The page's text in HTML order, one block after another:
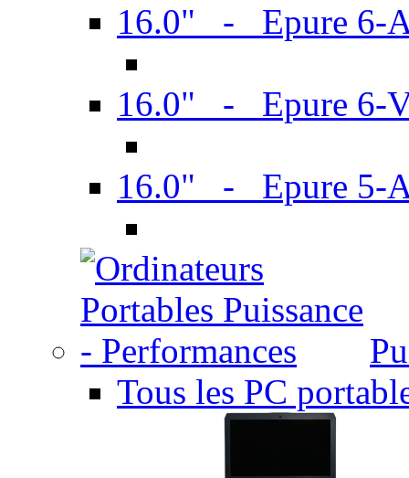
16.0" - Epure 6-
16.0" - Epure 6-
16.0" - Epure 5-
Tous les PC